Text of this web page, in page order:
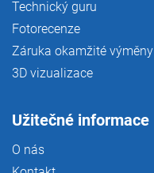
Technický guru
Fotorecenze
Záruka okamžité výměny
3D vizualizace
Užitečné informace
O nás